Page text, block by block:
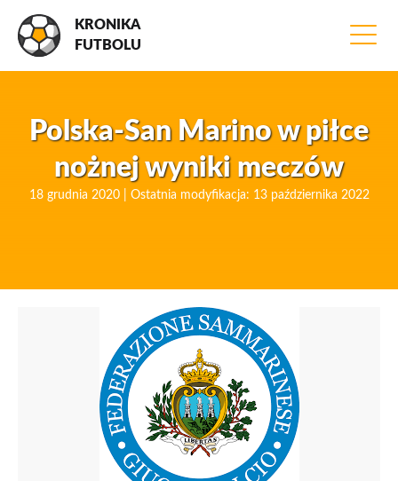
KRONIKA
FUTBOLU
Polska-San Marino w piłce
nożnej wyniki meczów
18 grudnia 2020 | Ostatnia modyfikacja: 13 października 2022